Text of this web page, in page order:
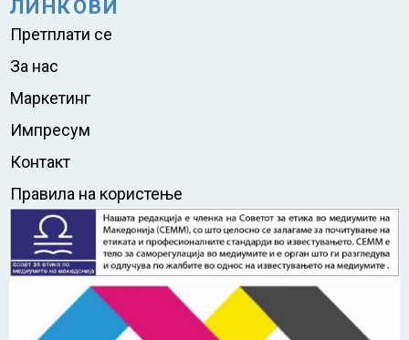
ЛИНКОВИ
Претплати се
За нас
Маркетинг
Импресум
Контакт
Правила на користење